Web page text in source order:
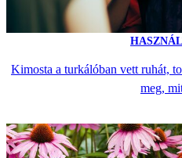
Kimosta a turkálóban vett ruhát,
meg,